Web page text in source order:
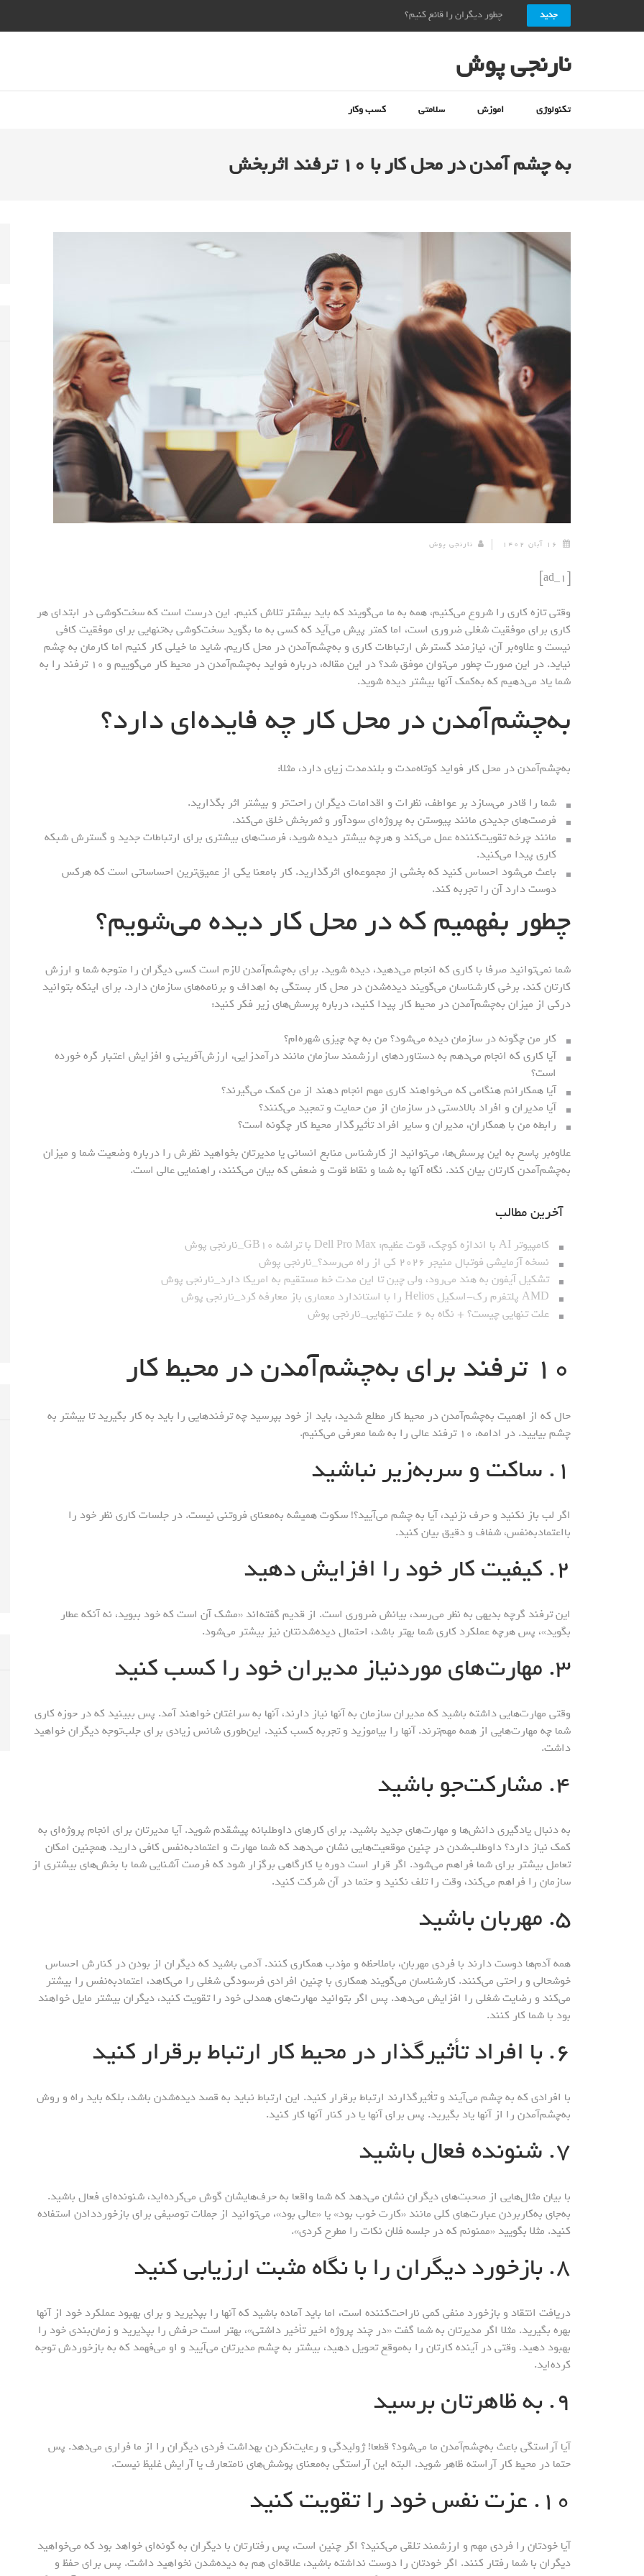
جدید چطور دیگران را قانع کنیم؟ + ۱۰ راز قانع کردن دیگران_نارنجی پوش
نارنجی پوش
تکنولوژی اموزش سلامتی کسب وکار
به چشم آمدن در محل کار با ۱۰ ترفند اثربخش
۱۶ آبان ۱۴۰۲ نارنجی پوش
[ad_1]
وقتی تازه کاری را شروع می‌کنیم، همه به ما می‌گویند که باید بیشتر تلاش کنیم. این درست است که سخت‌کوشی در ابتدای هر
کاری برای موفقیت شغلی ضروری است، اما کمتر پیش می‌آید که کسی به ما بگوید سخت‌کوشی به‌تنهایی برای موفقیت کافی
نیست و علاوه‌بر آن، نیازمند گسترش ارتباطات کاری و به‌چشم‌آمدن در محل کاریم. شاید ما خیلی کار کنیم اما کارمان به چشم
نیاید. در این صورت چطور می‌توان موفق شد؟ در این مقاله، درباره فواید به‌چشم‌آمدن در محیط کار می‌گوییم و ۱۰ ترفند را به
شما یاد می‌دهیم که به‌کمک آنها بیشتر دیده شوید.
به‌چشم‌آمدن در محل کار چه فایده‌ای دارد؟
به‌چشم‌آمدن در محل کار فواید کوتاه‌مدت و بلندمدت زیای دارد، مثلا:
شما را قادر می‌سازد بر عواطف، نظرات و اقدامات دیگران راحت‌تر و بیشتر اثر بگذارید.
فرصت‌های جدیدی مانند پیوستن به پروژه‌ای سودآور و ثمربخش خلق می‌کند.
مانند چرخه تقویت‌کننده عمل می‌کند و هرچه بیشتر دیده شوید، فرصت‌های بیشتری برای ارتباطات جدید‌ و گسترش شبکه
کاری پیدا می‌کنید.
باعث می‌شود احساس کنید که بخشی از مجموعه‌ای اثرگذارید. کار بامعنا یکی از عمیق‌ترین احساساتی است که هرکس
دوست دارد آن را تجربه کند.
چطور بفهمیم که در محل کار دیده می‌شویم؟
شما نمی‌توانید صرفا با کاری که انجام می‌دهید، دیده شوید. برای به‌چشم‌آمدن لازم است کسی دیگران را متوجه شما و ارزش
کارتان کند. برخی کارشناسان می‌گویند دیده‌شدن در محل کار بستگی به اهداف و برنامه‌های سازمان دارد. برای اینکه بتوانید
درکی از میزان به‌چشم‌آمدن در محیط کار پیدا کنید، درباره پرسش‌های زیر فکر کنید:
کار من چگونه در سازمان دیده می‌شود؟ من به چه چیزی شهره‌ام؟
آیا کاری که انجام می‌دهم به دستاوردهای ارزشمند سازمان مانند درآمدزایی، ارزش‌آفرینی و افزایش اعتبار گره خورده
است؟
آیا همکارانم هنگامی که می‌خواهند کاری مهم انجام دهند از من کمک می‌گیرند؟
آیا مدیران و افراد بالادستی در سازمان از من حمایت و تمجید می‌کنند؟
رابطه من با همکاران، مدیران و سایر افراد تأثیرگذار محیط کار چگونه است؟
علاوه‌بر پاسخ به این پرسش‌ها، می‌توانید از کارشناس منابع انسانی یا مدیرتان بخواهید نظرش را درباره وضعیت شما و میزان
به‌چشم‌آمدن کارتان بیان کند. نگاه آنها به شما و نقاط قوت و ضعفی که بیان می‌کنند، راهنمایی عالی است.
آخرین مطالب
کامپیوتر AI با اندازه کوچک، قوت عظیم: Dell Pro Max با تراشه GB۱۰_نارنجی پوش
نسخه آزمایشی فوتبال منیجر ۲۰۲۶ کی از راه می‌رسد؟_نارنجی پوش
تشکیل آیفون به هند می‌رود، ولی چین تا این مدت خط مستقیم به امریکا دارد_نارنجی پوش
AMD پلتفرم رک-اسکیل Helios را با استاندارد معماری باز معارفه کرد_نارنجی پوش
علت تنهایی چیست؟ + نگاه به ۶ علت تنهایی_نارنجی پوش
۱۰ ترفند برای به‌چشم‌آمدن در محیط کار
حال که از اهمیت به‌چشم‌آمدن در محیط کار مطلع شدید، باید از خود بپرسید چه ترفندهایی را باید به کار بگیرید تا بیشتر به
چشم بیایید. در ادامه، ۱۰ ترفند عالی را به شما معرفی می‌کنیم.
۱. ساکت و سربه‌زیر نباشید
اگر لب باز نکنید و حرف نزنید، آیا به چشم می‌آیید؟! سکوت همیشه به‌معنای فروتنی نیست. در جلسات کاری نظر خود را
بااعتمادبه‌نفس، شفاف و دقیق بیان کنید.
۲. کیفیت کار خود را افزایش دهید
این ترفند گرچه بدیهی به نظر می‌رسد، بیانش ضروری است. از قدیم گفته‌اند «مشک آن است که خود ببوید، نه آنکه عطار
بگوید»، پس هرچه عملکرد کاری شما بهتر باشد، احتمال دیده‌شدنتان نیز بیشتر می‌شود.
۳. مهارت‌های موردنیاز مدیران خود را کسب کنید
وقتی مهارت‌هایی داشته باشید که مدیران سازمان به آنها نیاز دارند، آنها به سراغتان خواهند آمد. پس ببینید که در حوزه کاری
شما چه مهارت‌هایی از همه مهم‌ترند. آنها را بیاموزید و تجربه کسب کنید. این‌طوری شانس زیادی برای جلب‌توجه دیگران خواهید
داشت.
۴. مشارکت‌جو باشید
به دنبال یادگیری دانش‌ها و مهارت‌های جدید باشید. برای کارهای داوطلبانه پیشقدم شوید. آیا مدیرتان برای انجام پروژه‌ای به
کمک نیاز دارد؟ داوطلب‌شدن در چنین موقعیت‌هایی نشان می‌دهد که شما مهارت و اعتمادبه‌نفس کافی دارید. همچنین امکان
تعامل بیشتر برای شما فراهم می‌شود. اگر قرار است دوره‌ یا کارگاهی برگزار شود که فرصت آشنایی شما با بخش‌های بیشتری از
سازمان را فراهم می‌کند، وقت را تلف نکنید و حتما در آن شرکت کنید.
۵. مهربان باشید
همه آدم‌ها دوست دارند با فردی مهربان، باملاحظه و مؤدب همکاری کنند. آدمی باشید که دیگران از بودن در کنارش احساس
خوشحالی و راحتی می‌کنند. کارشناسان می‌گویند همکاری با چنین افرادی فرسودگی شغلی را می‌کاهد، اعتمادبه‌نفس را بیشتر
می‌کند و رضایت شغلی را افزایش می‌دهد. پس اگر بتوانید مهارت‌های همدلی خود را تقویت کنید، دیگران بیشتر مایل خواهند
بود با شما کار کنند.
۶. با افراد تأثیرگذار در محیط کار ارتباط برقرار کنید
با افرادی که به چشم می‌آیند و تأثیرگذارند ارتباط برقرار کنید. این ارتباط نباید به قصد دیده‌شدن باشد، بلکه باید راه و روش
به‌چشم‌آمدن را از آنها یاد بگیرید. پس برای آنها یا در کنار آنها کار کنید.
۷. شنونده فعال باشید
با بیان مثال‌هایی از صحبت‌های دیگران نشان می‌دهد که شما واقعا به حرف‌هایشان گوش می‌کرده‌اید، شنونده‌ای فعال باشید.
به‌جای به‌کاربردن عبارت‌های کلی مانند «کارت خوب بود» یا «عالی بود»، می‌توانید از جملات توصیفی برای بازخورددادن استفاده
کنید. مثلا بگویید «ممنونم که در جلسه فلان نکات را مطرح کردی».
۸. بازخورد دیگران را با نگاه مثبت ارزیابی کنید
دریافت انتقاد و بازخورد منفی کمی ناراحت‌کننده است، اما باید آماده باشید که آنها را بپذیرید و برای بهبود عملکرد خود از آنها
بهره بگیرید. مثلا اگر مدیرتان به شما گفت «در چند پروژه اخیر تأخیر داشتی»، بهتر است حرفش را بپذیرید و زمان‌بندی خود را
بهبود دهید. وقتی در آینده کارتان را به‌موقع تحویل دهید، بیشتر به چشم مدیرتان می‌آیید و او می‌فهمد که به بازخوردش توجه
کرده‌اید.
۹. به ظاهرتان برسید
آیا آراستگی باعث به‌چشم‌آمدن ما می‌شود؟ قطعا! ژولیدگی و رعایت‌نکردن بهداشت فردی دیگران را از ما فراری می‌دهد. پس
حتما در محیط کار آراسته ظاهر شوید. البته این آراستگی به‌معنای پوشش‌های نامتعارف یا آرایش غلیظ نیست.
۱۰. عزت نفس خود را تقویت کنید
آیا خودتان را فردی مهم و ارزشمند تلقی می‌کنید؟ اگر چنین است، پس رفتارتان با دیگران به گونه‌ای خواهد بود که می‌خواهید
دیگران با شما رفتار کنند. اگر خودتان را دوست نداشته باشید، علاقه‌ای هم به دیده‌شدن نخواهید داشت. پس برای حفظ و